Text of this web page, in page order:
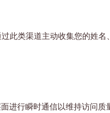
此类渠道主动收集您的姓名
进行瞬时通信以维持访问质